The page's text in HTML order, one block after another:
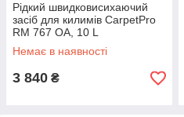
Рідкий швидковисихаючий
засіб для килимів CarpetPro
RM 767 OA, 10 L
Немає в наявності
3 840 ₴